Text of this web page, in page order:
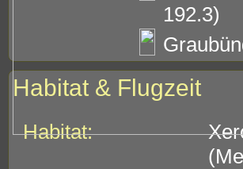
192.3)
Habitat & Flugzeit
Habitat: